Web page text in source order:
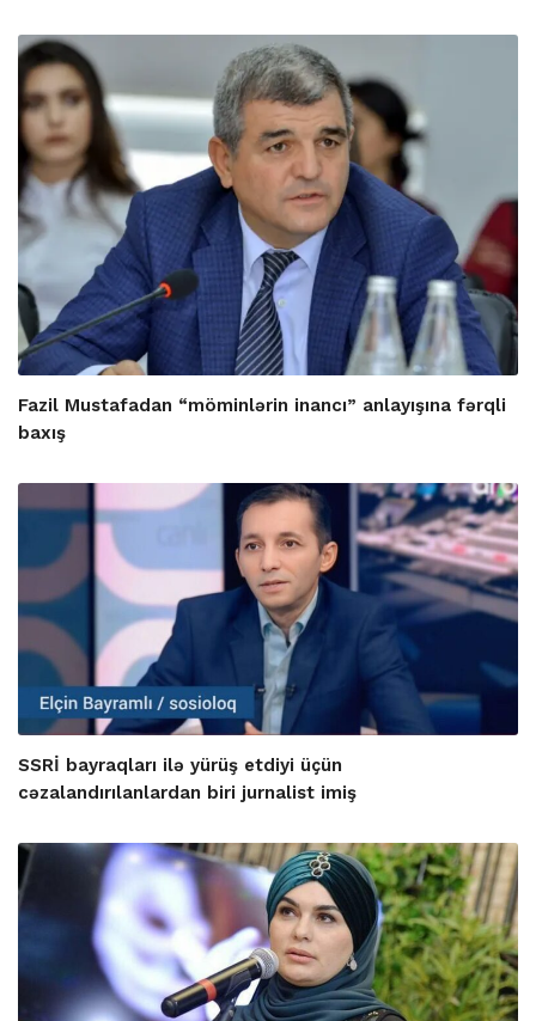
Fazil Mustafadan “möminlərin inancı” anlayışına fərqli
baxış
SSRİ bayraqları ilə yürüş etdiyi üçün
cəzalandırılanlardan biri jurnalist imiş